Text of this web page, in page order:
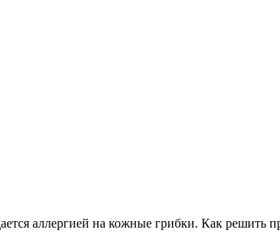
аллергией на кожные грибки. Как решить